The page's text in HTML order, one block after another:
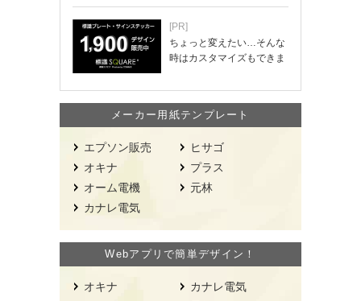
[PR]
ちょっと変えたい…そんな
時はカスタマイズもできま
メーカー用紙テンプレート
エプソン販売
オキナ
オーム電機
カナレ電気
ヒサゴ
プラス
元林
Webアプリで簡単デザイン！
オキナ
カナレ電気